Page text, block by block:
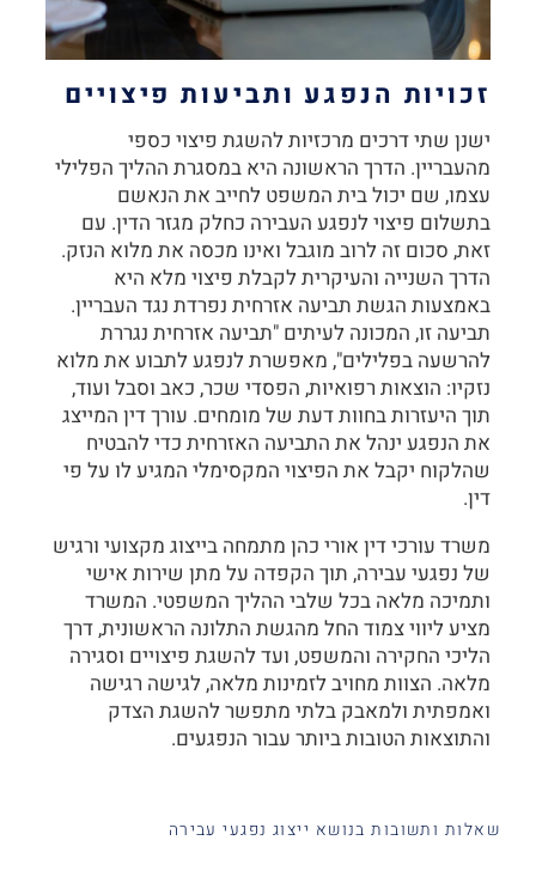
זכויות הנפגע ותביעות פיצויים
ישנן שתי דרכים מרכזיות להשגת פיצוי כספי
מהעבריין. הדרך הראשונה היא במסגרת ההליך הפלילי
עצמו, שם יכול בית המשפט לחייב את הנאשם
בתשלום פיצוי לנפגע העבירה כחלק מגזר הדין. עם
זאת, סכום זה לרוב מוגבל ואינו מכסה את מלוא הנזק.
הדרך השנייה והעיקרית לקבלת פיצוי מלא היא
באמצעות הגשת תביעה אזרחית נפרדת נגד העבריין.
תביעה זו, המכונה לעיתים "תביעה אזרחית נגררת
להרשעה בפלילים", מאפשרת לנפגע לתבוע את מלוא
נזקיו: הוצאות רפואיות, הפסדי שכר, כאב וסבל ועוד,
תוך היעזרות בחוות דעת של מומחים. עורך דין המייצג
את הנפגע ינהל את התביעה האזרחית כדי להבטיח
שהלקוח יקבל את הפיצוי המקסימלי המגיע לו על פי
דין.
משרד עורכי דין אורי כהן מתמחה בייצוג מקצועי ורגיש
של נפגעי עבירה, תוך הקפדה על מתן שירות אישי
ותמיכה מלאה בכל שלבי ההליך המשפטי. המשרד
מציע ליווי צמוד החל מהגשת התלונה הראשונית, דרך
הליכי החקירה והמשפט, ועד להשגת פיצויים וסגירה
מלאה. הצוות מחויב לזמינות מלאה, לגישה רגישה
ואמפתית ולמאבק בלתי מתפשר להשגת הצדק
והתוצאות הטובות ביותר עבור הנפגעים.
שאלות ותשובות בנושא ייצוג נפגעי עבירה